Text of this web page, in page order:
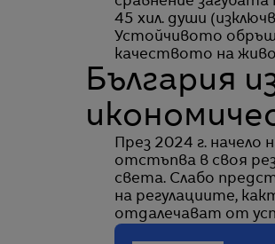
45 хил. души
Устойчивото
качеството на
България
През 2024 г. начело
отстъпва в своя
света. Слабо
на регулациите,
отдалечават от